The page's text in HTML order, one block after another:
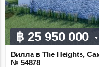
฿ 25 950 000
Вилла в The Heights,
№ 54878